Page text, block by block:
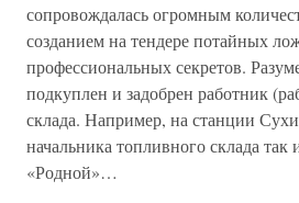
сопровождалась огромным
созданием на тендере потайных
профессиональных секретов.
подкуплен и задобрен работник
склада. Например, на станции
начальника топливного склада так
«Родной»…